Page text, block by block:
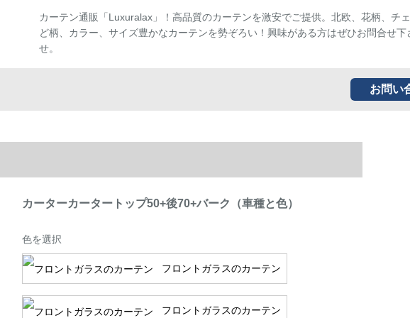
カーテン通販「Luxuralax」！高品質のカーテンを激安でご提供。北欧、花柄、チ
ど柄、カラー、サイズ豊かなカーテンを勢ぞろい！興味がある方はぜひお問合せ下
せ。
お問い
カーターカータートップ50+後70+バーク（車種と色）
色を選択
フロントガラスのカーテン
フロントガラスのカーテン